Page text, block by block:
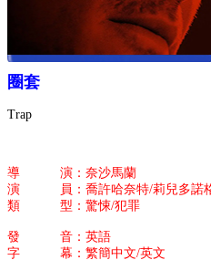
圈套
Trap
導 演：奈沙馬蘭
演 員：喬許哈奈特/莉兒多諾格/
類 型：驚悚/犯罪
發 音：英語
字 幕：繁簡中文/英文